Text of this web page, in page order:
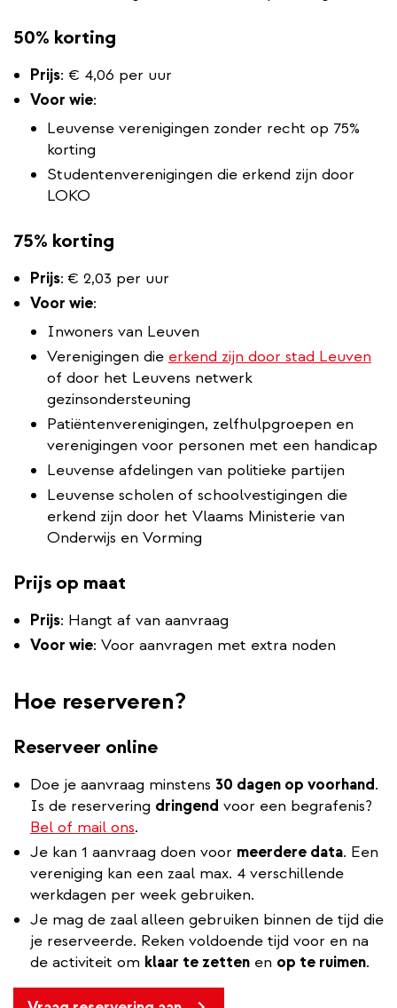
50% korting
Prijs: € 4,06 per uur
Voor wie:
Leuvense verenigingen zonder recht op 75%
korting
Studentenverenigingen die erkend zijn door
LOKO
75% korting
Prijs: € 2,03 per uur
Voor wie:
Inwoners van Leuven
Verenigingen die erkend zijn door stad Leuven
of door het Leuvens netwerk
gezinsondersteuning
Patiëntenverenigingen, zelfhulpgroepen en
verenigingen voor personen met een handicap
Leuvense afdelingen van politieke partijen
Leuvense scholen of schoolvestigingen die
erkend zijn door het Vlaams Ministerie van
Onderwijs en Vorming
Prijs op maat
Prijs: Hangt af van aanvraag
Voor wie: Voor aanvragen met extra noden
Hoe reserveren?
Reserveer online
Doe je aanvraag minstens 30 dagen op voorhand.
Is de reservering dringend voor een begrafenis?
Bel of mail ons.
Je kan 1 aanvraag doen voor meerdere data. Een
vereniging kan een zaal max. 4 verschillende
werkdagen per week gebruiken.
Je mag de zaalalleen gebruiken binnen de tijd die
je reserveerde. Reken voldoende tijd voor en na
de activiteit om klaar te zetten en op te ruimen.